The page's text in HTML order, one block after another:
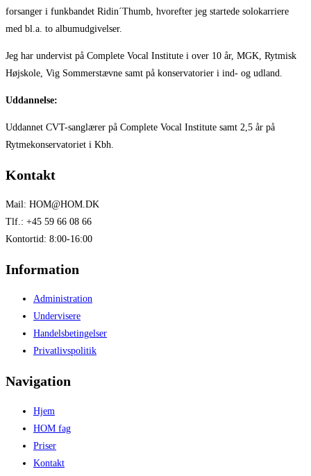
forsanger i funkbandet Ridin´Thumb, hvorefter jeg startede solokarriere
med bl.a. to albumudgivelser.
Jeg har undervist på Complete Vocal Institute i over 10 år, MGK, Rytmisk
Højskole, Vig Sommerstævne samt på konservatorier i ind- og udland.
Uddannelse:
Uddannet CVT-sanglærer på Complete Vocal Institute samt 2,5 år på
Rytmekonservatoriet i Kbh.
Kontakt
Mail: HOM@HOM.DK
Tlf.: +45 59 66 08 66
Kontortid: 8:00-16:00
Information
Administration
Undervisere
Handelsbetingelser
Privatlivspolitik
Navigation
Hjem
HOM fag
Priser
Kontakt